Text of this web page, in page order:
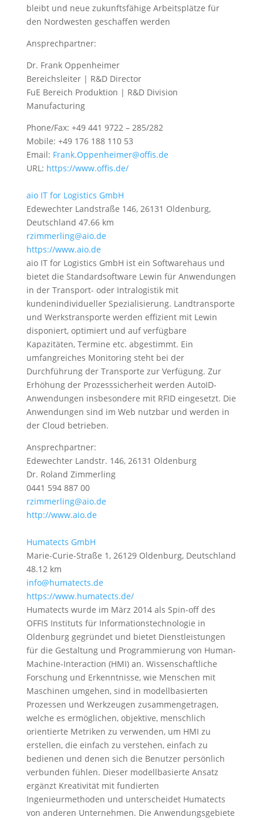
bleibt und neue zukunftsfähige Arbeitsplätze für
den Nordwesten geschaffen werden
Ansprechpartner:
Dr. Frank Oppenheimer
Bereichsleiter | R&D Director
FuE Bereich Produktion | R&D Division
Manufacturing
Phone/Fax: +49 441 9722 – 285/282
Mobile: +49 176 188 110 53
Email: Frank.Oppenheimer@offis.de
URL: https://www.offis.de/
aio IT for Logistics GmbH
Edewechter Landstraße 146, 26131 Oldenburg,
Deutschland 47.66 km
rzimmerling@aio.de
https://www.aio.de
aio IT for Logistics GmbH ist ein Softwarehaus und
bietet die Standardsoftware Lewin für Anwendungen
in der Transport- oder Intralogistik mit
kundenindividueller Spezialisierung. Landtransporte
und Werkstransporte werden effizient mit Lewin
disponiert, optimiert und auf verfügbare
Kapazitäten, Termine etc. abgestimmt. Ein
umfangreiches Monitoring steht bei der
Durchführung der Transporte zur Verfügung. Zur
Erhöhung der Prozesssicherheit werden AutoID-
Anwendungen insbesondere mit RFID eingesetzt. Die
Anwendungen sind im Web nutzbar und werden in
der Cloud betrieben.
Ansprechpartner:
Edewechter Landstr. 146, 26131 Oldenburg
Dr. Roland Zimmerling
0441 594 887 00
rzimmerling@aio.de
http://www.aio.de
Humatects GmbH
Marie-Curie-Straße 1, 26129 Oldenburg, Deutschland
48.12 km
info@humatects.de
https://www.humatects.de/
Humatects wurde im März 2014 als Spin-off des
OFFIS Instituts für Informationstechnologie in
Oldenburg gegründet und bietet Dienstleistungen
für die Gestaltung und Programmierung von Human-
Machine-Interaction (HMI) an. Wissenschaftliche
Forschung und Erkenntnisse, wie Menschen mit
Maschinen umgehen, sind in modellbasierten
Prozessen und Werkzeugen zusammengetragen,
welche es ermöglichen, objektive, menschlich
orientierte Metriken zu verwenden, um HMI zu
erstellen, die einfach zu verstehen, einfach zu
bedienen und denen sich die Benutzer persönlich
verbunden fühlen. Dieser modellbasierte Ansatz
ergänzt Kreativität mit fundierten
Ingenieurmethoden und unterscheidet Humatects
von anderen Unternehmen. Die Anwendungsgebiete